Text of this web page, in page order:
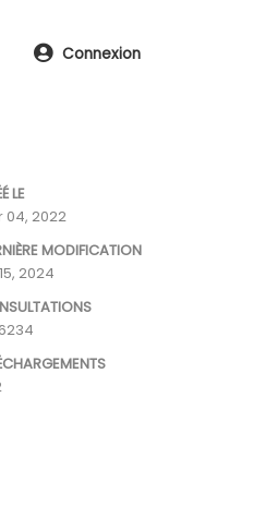
Connexion
LE
04, 2022
MODIFICATION
2024